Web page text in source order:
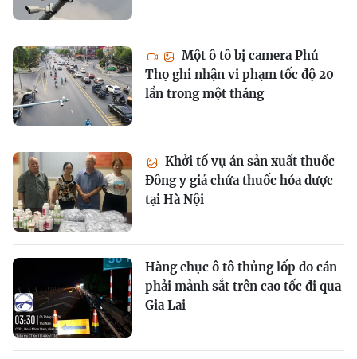
Một ô tô bị camera Phú
Thọ ghi nhận vi phạm tốc độ 20
lần trong một tháng
Khởi tố vụ án sản xuất thuốc
Đông y giả chứa thuốc hóa dược
tại Hà Nội
Hàng chục ô tô thủng lốp do cán
phải mảnh sắt trên cao tốc đi qua
Gia Lai